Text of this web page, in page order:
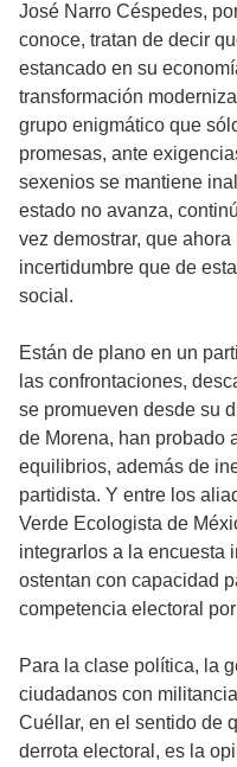
José Narro Céspedes,
conoce, tratan de decir
estancado en su
transformación
grupo enigmático que
promesas, ante
sexenios se mantiene
estado no avanza,
vez demostrar, que
incertidumbre que de
social.
Están de plano en un
las confrontaciones,
se promueven desde su
de Morena, han probado
equilibrios, además de
partidista. Y entre los
Verde Ecologista de
integrarlos a la encuesta
ostentan con capacidad
competencia electoral
Para la clase política, la
ciudadanos con
Cuéllar, en el sentido de
derrota electoral, es la